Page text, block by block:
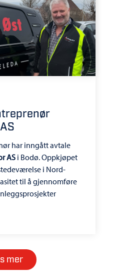
har inngått avtale
AS i Bodø. Oppkjøpet
i Nord-
til å gjennomføre
mer